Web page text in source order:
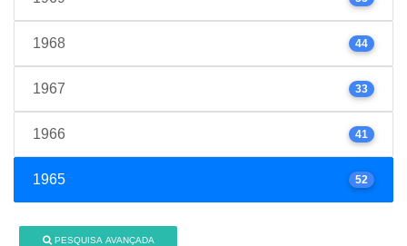
1968 44
1967 33
1966 41
1965 52
PESQUISA AVANÇADA